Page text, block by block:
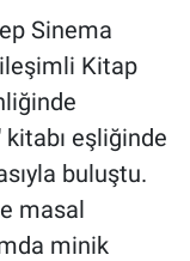
Sinema
Kitap
eşliğinde
buluştu.
masal
minik